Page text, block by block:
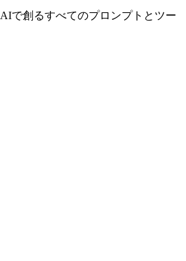
AIで創るすべてのプロンプトとツー